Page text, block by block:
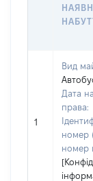
1
Вид
Дата
права:
номер
номер